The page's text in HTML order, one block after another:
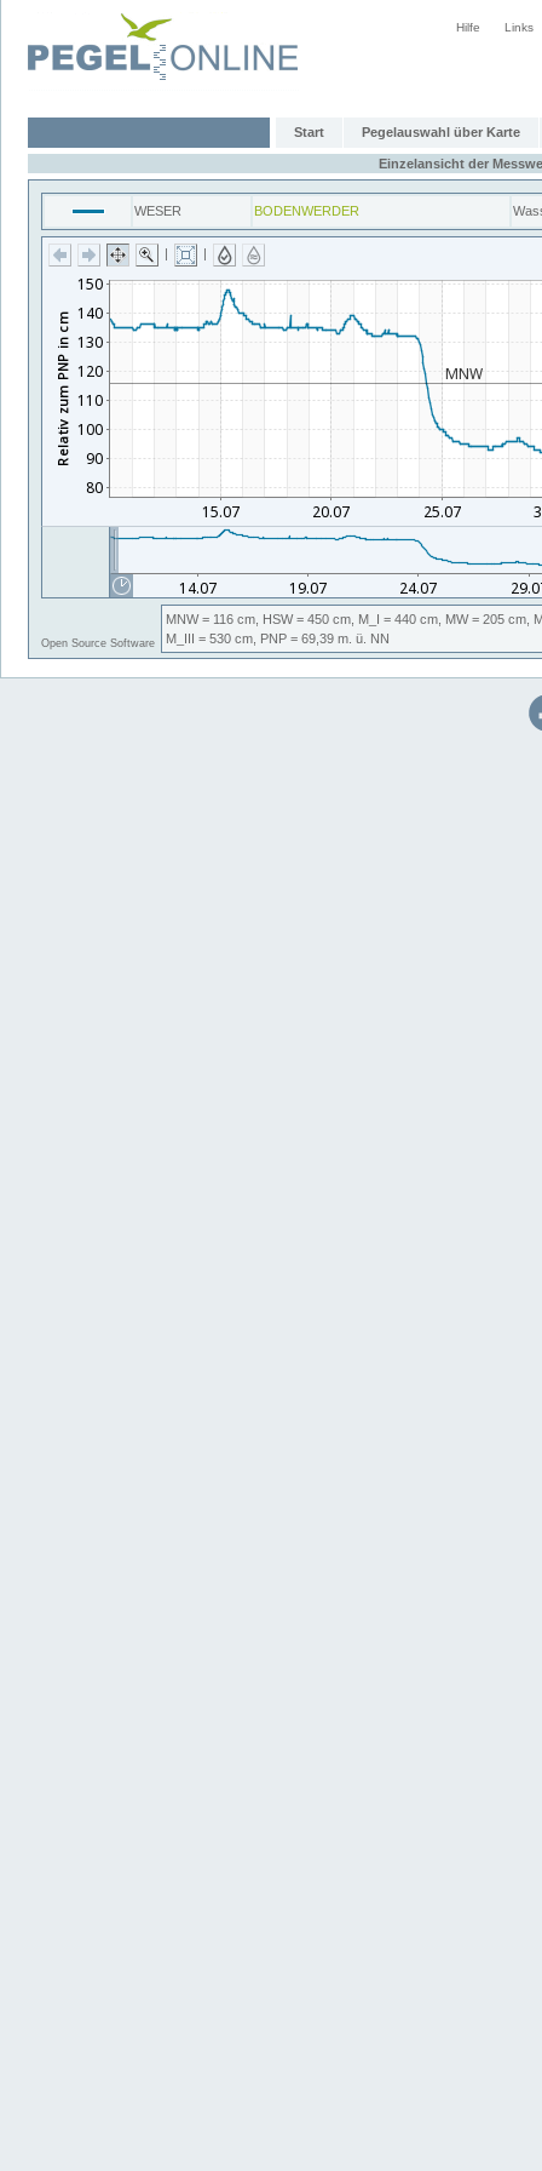
Hilfe Links
Start Pegelauswahl über Karte
Einzelansicht der
WESER BODENWERDER
| |
Open Source Software
MNW= 116 cm, HSW= 450 cm, M_I = 440 cm, MW= 205 cm,
M_III = 530 cm, PNP = 69,39 m. ü. NN